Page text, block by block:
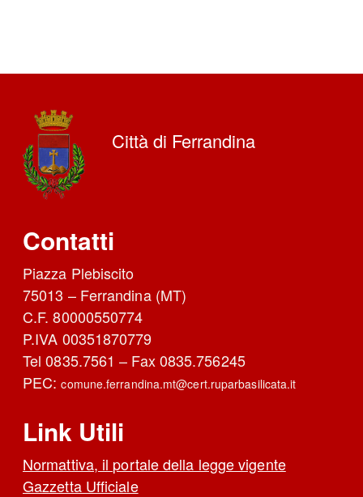
Città di Ferrandina
Contatti
Piazza Plebiscito
75013 – Ferrandina (MT)
C.F. 80000550774
P.IVA 00351870779
Tel 0835.7561 – Fax 0835.756245
PEC:comune.ferrandina.mt@cert.ruparbasilicata.it
Link Utili
Normattiva, il portale della legge vigente
Gazzetta Ufficiale